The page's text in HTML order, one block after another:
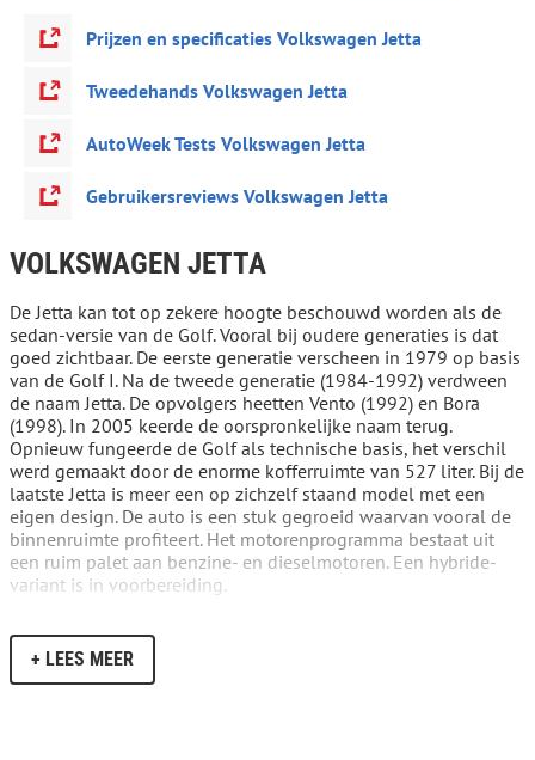
Prijzen en specificaties Volkswagen Jetta
Tweedehands Volkswagen Jetta
AutoWeek Tests Volkswagen Jetta
Gebruikersreviews Volkswagen Jetta
VOLKSWAGEN JETTA
De Jetta kan tot op zekere hoogte beschouwd worden als de
sedan-versie van de Golf. Vooral bij oudere generaties is dat
goed zichtbaar. De eerste generatie verscheen in 1979 op basis
van de Golf I. Na de tweede generatie (1984-1992) verdween
de naam Jetta. De opvolgers heetten Vento (1992) en Bora
(1998). In 2005 keerde de oorspronkelijke naam terug.
Opnieuw fungeerde de Golf als technische basis, het verschil
werd gemaakt door de enorme kofferruimte van 527 liter. Bij de
laatste Jetta is meer een op zichzelf staand model met een
eigen design. De auto is een stuk gegroeid waarvan vooral de
binnenruimte profiteert. Het motorenprogramma bestaat uit
een ruim palet aan benzine- en dieselmotoren. Een hybride-
variant is in voorbereiding.
+ LEES MEER